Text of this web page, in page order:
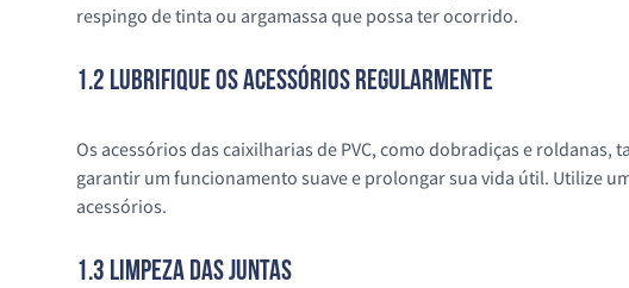
respingo de tinta ou argamassa que possa ter ocorrido.
1.2 Lubrifique os Acessórios Regularmente
Os acessórios das caixilharias de PVC, como dobradiças e
garantir um funcionamento suave e prolongar sua vida útil. Utilize
acessórios.
1.3 Limpeza das Juntas